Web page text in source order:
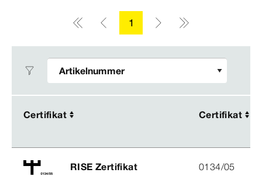
1
Certifikat Certifikat
Certifikat Certifikat
RISE Zertifikat 0134/05